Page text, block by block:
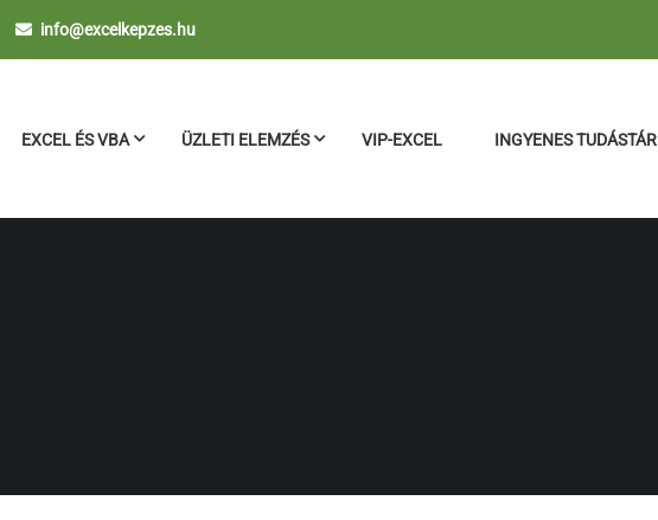
info@excelkepzes.hu
EXCEL ÉS VBA ÜZLETI ELEMZÉS VIP-EXCEL INGYENES TUDÁSTÁR